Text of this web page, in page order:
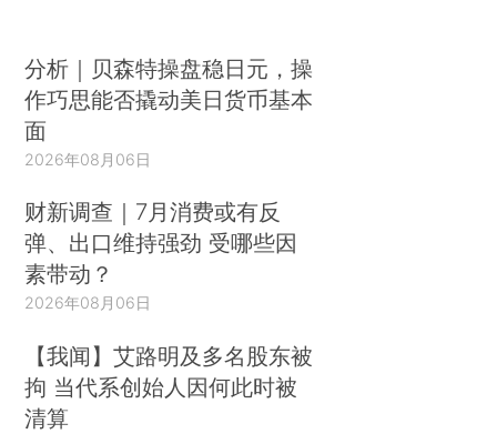
分析｜贝森特操盘稳日元，操
作巧思能否撬动美日货币基本
面
2026年08月06日
财新调查｜7月消费或有反
弹、出口维持强劲 受哪些因
素带动？
2026年08月06日
【我闻】艾路明及多名股东被
拘 当代系创始人因何此时被
清算